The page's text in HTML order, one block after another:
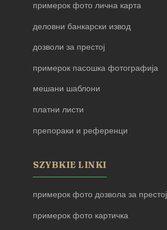
примерок фото лична карта
деловни банкарски извод
дозволи за престој
примерок пасошка фотографија
мешани шаблони
платни листи
препораки и референци
SZYBKIE LINKI
примерок фото дозвола за престој
примерок фото картичка